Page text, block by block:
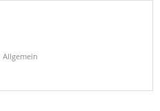
Allgemein